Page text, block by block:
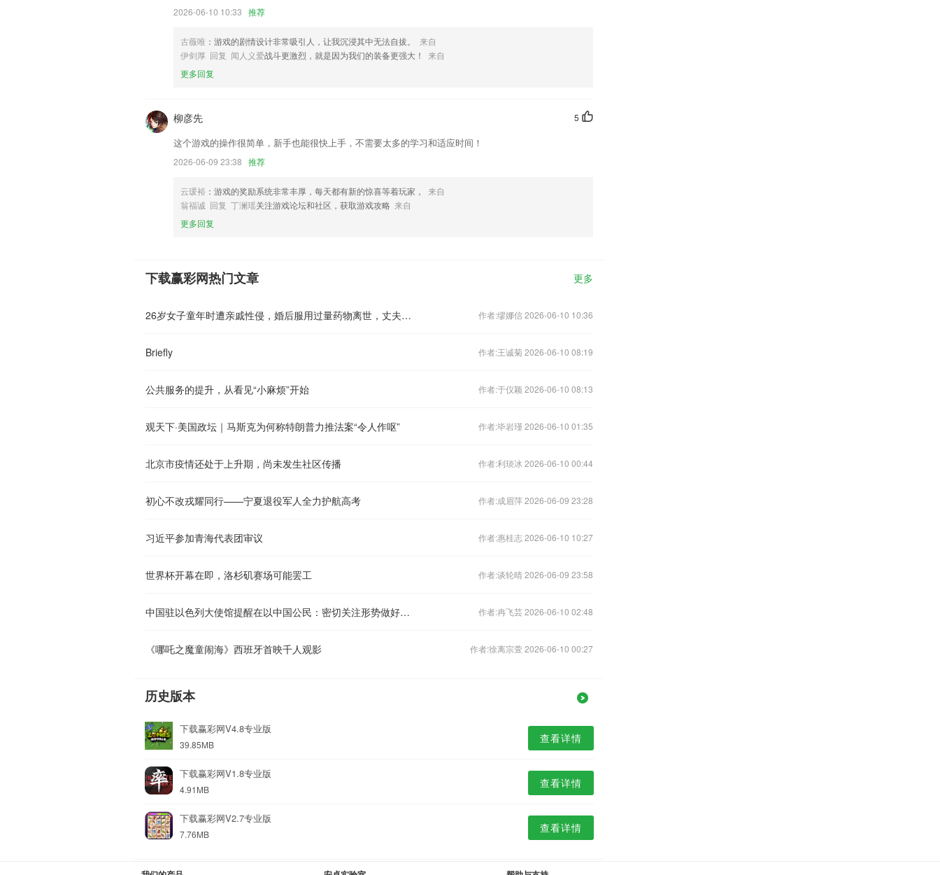
2026-06-10 10:33 推荐
古薇唯 ：游戏的剧情设计非常吸引人，让我沉浸其中无法自拔。
来自
伊剑厚 回复 闻人义爱战斗更激烈，就是因为我们的装备更强大！
来自
更多回复
5
柳彦先
这个游戏的操作很简单，新手也能很快上手，不需要太多的学习和适应时间！
2026-06-09 23:38 推荐
云瑗裕 ：游戏的奖励系统非常丰厚，每天都有新的惊喜等着玩家，
来自
翁福诚 回复 丁澜瑶关注游戏论坛和社区，获取游戏攻略 来自
更多回复
下载赢彩网热门文章 更多
26岁女子童年时遭亲戚性侵，婚后服用过量药物离世，丈夫四个月后轻生 作者:缪娜信 2026-06-10 10:36
Briefly 作者:王诚菊 2026-06-10 08:19
公共服务的提升，从看见“小麻烦”开始 作者:于仪颖 2026-06-10 08:13
观天下·美国政坛｜马斯克为何称特朗普力推法案“令人作呕” 作者:毕岩瑾 2026-06-10 01:35
北京市疫情还处于上升期，尚未发生社区传播 作者:利琰冰 2026-06-10 00:44
初心不改戎耀同行——宁夏退役军人全力护航高考 作者:成眉萍 2026-06-09 23:28
习近平参加青海代表团审议 作者:惠桂志 2026-06-10 10:27
世界杯开幕在即，洛杉矶赛场可能罢工 作者:谈轮晴 2026-06-09 23:58
中国驻以色列大使馆提醒在以中国公民：密切关注形势做好安全防范 作者:冉飞芸 2026-06-10 02:48
《哪吒之魔童闹海》西班牙首映千人观影 作者:徐离宗萱 2026-06-10 00:27
历史版本
下载赢彩网V4.8专业版
39.85MB 查看详情
下载赢彩网V1.8专业版
4.91MB 查看详情
下载赢彩网V2.7专业版
7.76MB 查看详情